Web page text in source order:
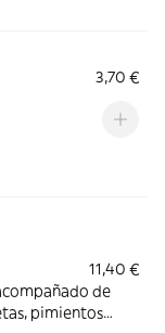
3,70 €
11,40 €
de
pimientos